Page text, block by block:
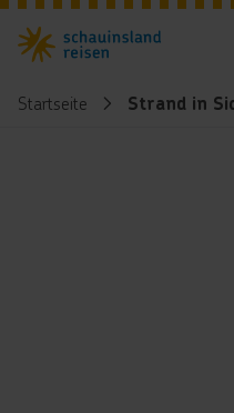
Startseite Strand in